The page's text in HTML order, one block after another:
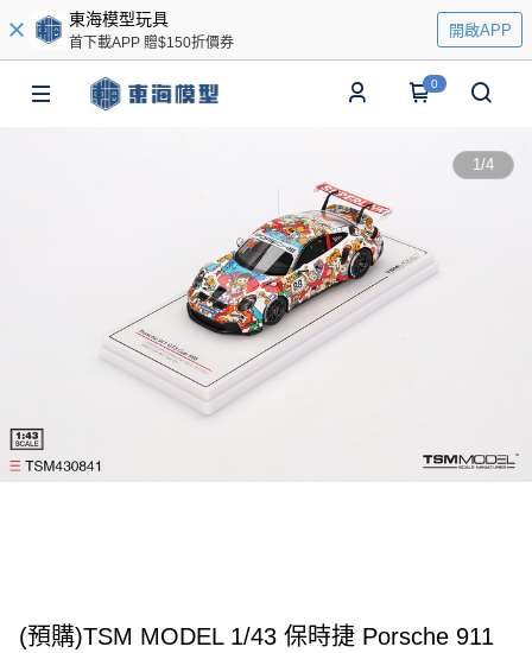
東海模型玩具
首下載APP 贈$150折價券
開啟APP
0
1/4
(預購)TSM MODEL 1/43 保時捷 Porsche 911